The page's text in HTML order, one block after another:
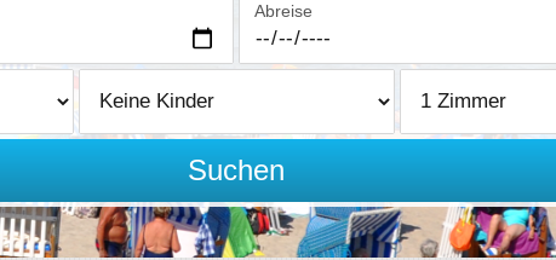
Abreise
Suchen